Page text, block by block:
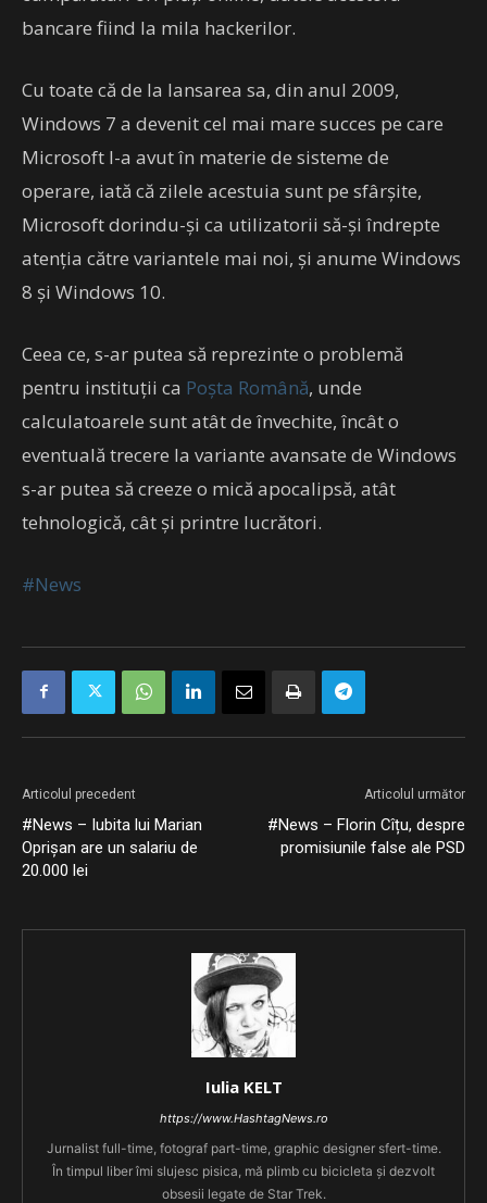
bancare fiind la mila hackerilor.
Cu toate că de la lansarea sa, din anul 2009,
Windows 7 a devenit cel mai mare succes pe care
Microsoft l-a avut în materie de sisteme de
operare, iată că zilele acestuia sunt pe sfârșite,
Microsoft dorindu-și ca utilizatorii să-și îndrepte
atenția către variantele mai noi, și anume Windows
8 și Windows 10.
Ceea ce, s-ar putea să reprezinte o problemă
pentru instituții ca Poșta Română, unde
calculatoarele sunt atât de învechite, încât o
eventuală trecere la variante avansate de Windows
s-ar putea să creeze o mică apocalipsă, atât
tehnologică, cât și printre lucrători.
#News
Articolul precedent
#News – Iubita lui Marian
Oprișan are un salariu de
20.000 lei
Articolul următor
#News – Florin Cîțu, despre
promisiunile false ale PSD
Iulia KELT
https://www.HashtagNews.ro
Jurnalist full-time, fotograf part-time, graphic designer sfert-time.
În timpul liber îmi slujesc pisica, mă plimb cu bicicleta și dezvolt
obsesii legate de Star Trek.